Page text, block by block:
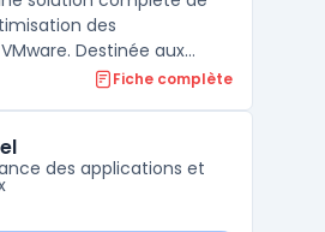
des
Destinée aux
elle permet de surveiller,
Grâce à ses
de monitorin ...
Fiche complète
des applications et